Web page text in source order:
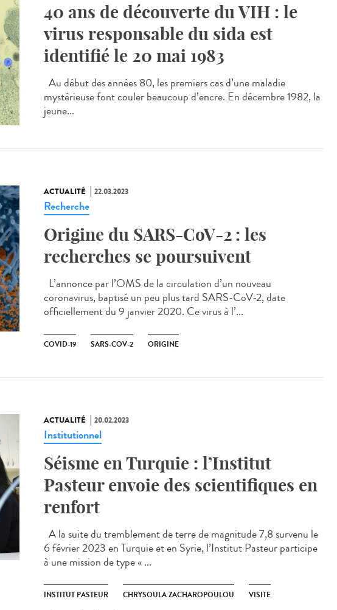
40 ans de découverte du VIH : le
virus responsable du sida est
identifié le 20 mai 1983
Au début des années 80, les premiers cas d’une maladie
mystérieuse font couler beaucoup d’encre. En décembre 1982, la
jeune...
ACTUALITÉ 22.03.2023
Recherche
Origine du SARS-CoV-2 : les
recherches se poursuivent
L’annonce par l’OMS de la circulation d’un nouveau
coronavirus, baptisé un peu plus tard SARS-CoV-2, date
officiellement du 9 janvier 2020. Ce virus à l’...
COVID-19 SARS-COV-2 ORIGINE
ACTUALITÉ 20.02.2023
Institutionnel
Séisme en Turquie : l’Institut
Pasteur envoie des scientifiques en
renfort
A la suite du tremblement de terre de magnitude 7,8 survenu le
6 février 2023 en Turquie et en Syrie, l’Institut Pasteur participe
à une mission de type « ...
INSTITUT PASTEUR CHRYSOULA ZACHAROPOULOU VISITE